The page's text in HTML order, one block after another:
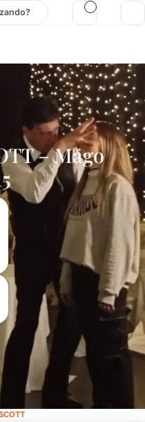
Y Eventos En
– Mago